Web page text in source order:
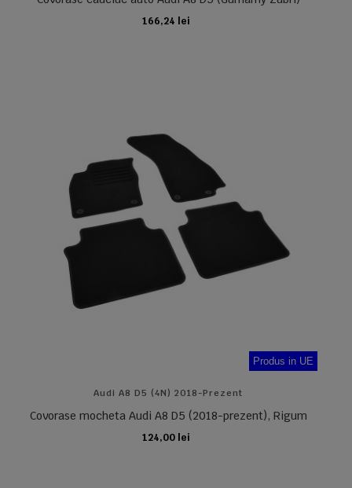
166,24 lei
ADAUGA IN COS
Produs in UE
Audi A8 D5 (4N) 2018-Prezent
Covorase mocheta Audi A8 D5 (2018-prezent), Rigum
124,00 lei
ADAUGA IN COS